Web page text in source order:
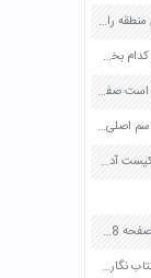
با توجه به نمودار سه مورد از پرجمعیت ترین کشورهای منطقه را نام ببرید صفحه 125 مطالعات اجتماعی هشتم
به نظر شما برای آنکه بتوانیم جسمی را ببینیم نور باید از کدام بخش های چشم عبور کند و به پرده ی شبکیه برسد؟ صفحه 46 علوم پنجم
بیشترین و کمترین میزان استفاده متعلق به کدام رسانه است صفحه 154 تفکر و سواد رسانه ای دهم
بیوگرافی بازیگر نقش اصغری در سریال شهرزاد کیست اسم اصلی واقعی ویکی پدیا
بیوگرافی بازیگر نقش حسام توکلی در دیوار به دیوار 2 کیست آدرس اینستاگرام اسم اصلی واقعی
تحقیق درباره بارور شدن ابرها و تشکیل باران مصنوعی صفحه 48 علوم هفتم
جاهای خالی را با واژه های دلخواه پر کنید صفحه 26 کتاب نگارش فارسی ششم درس هوشیاری